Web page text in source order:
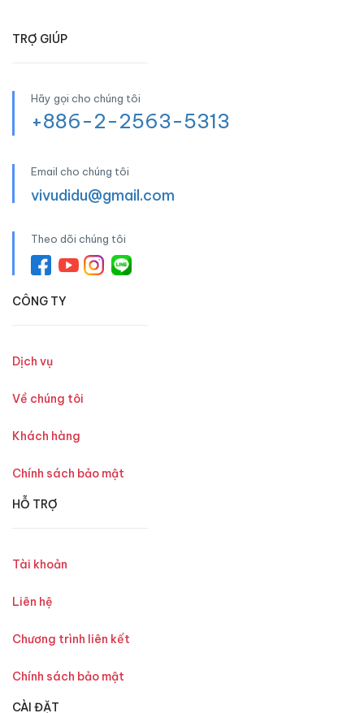
TRỢ GIÚP
Hãy gọi cho chúng tôi
+886-2-2563-5313
Email cho chúng tôi
vivudidu@gmail.com
Theo dõi chúng tôi
CÔNG TY
Dịch vụ
Về chúng tôi
Khách hàng
Chính sách bảo mật
HỖ TRỢ
Tài khoản
Liên hệ
Chương trình liên kết
Chính sách bảo mật
CÀI ĐẶT